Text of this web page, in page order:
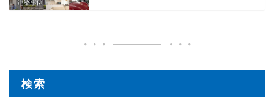
検索